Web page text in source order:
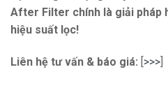
After Filter chính là giải pháp
hiệu suất lọc!
Liên hệ tư vấn & báo giá: [>>>]